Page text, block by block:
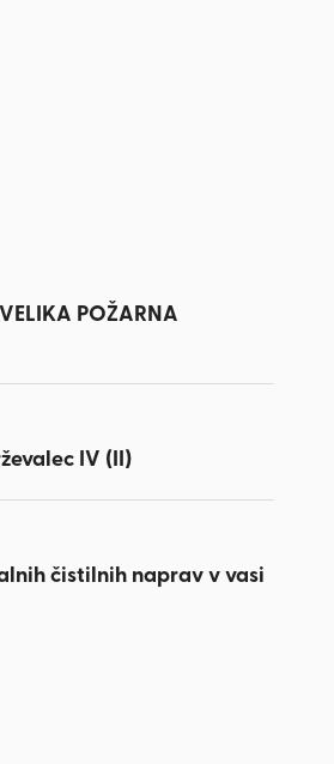
POŽARNA
IV (II)
čistilnih naprav v vasi